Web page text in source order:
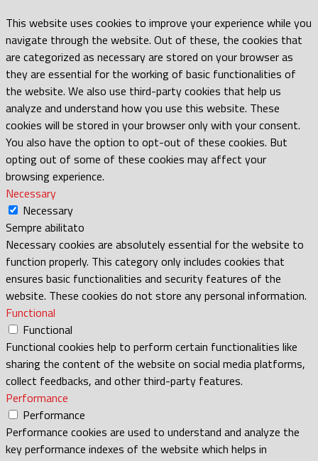
This website uses cookies to improve your experience while you
navigate through the website. Out of these, the cookies that
are categorized as necessary are stored on your browser as
they are essential for the working of basic functionalities of
the website. We also use third-party cookies that help us
analyze and understand how you use this website. These
cookies will be stored in your browser only with your consent.
You also have the option to opt-out of these cookies. But
opting out of some of these cookies may affect your
browsing experience.
Necessary
Necessary
Sempre abilitato
Necessary cookies are absolutely essential for the website to
function properly. This category only includes cookies that
ensures basic functionalities and security features of the
website. These cookies do not store any personal information.
Functional
Functional
Functional cookies help to perform certain functionalities like
sharing the content of the website on social media platforms,
collect feedbacks, and other third-party features.
Performance
Performance
Performance cookies are used to understand and analyze the
key performance indexes of the website which helps in